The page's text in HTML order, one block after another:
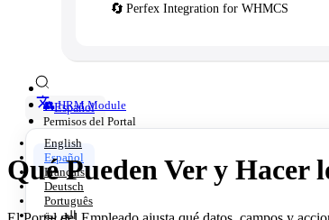
🔄 Perfex Integration for WHMCS
Español
English
Español
Français
Deutsch
Português
العربية
👥 HRM Module
Permisos del Portal
Qué Pueden Ver y Hacer